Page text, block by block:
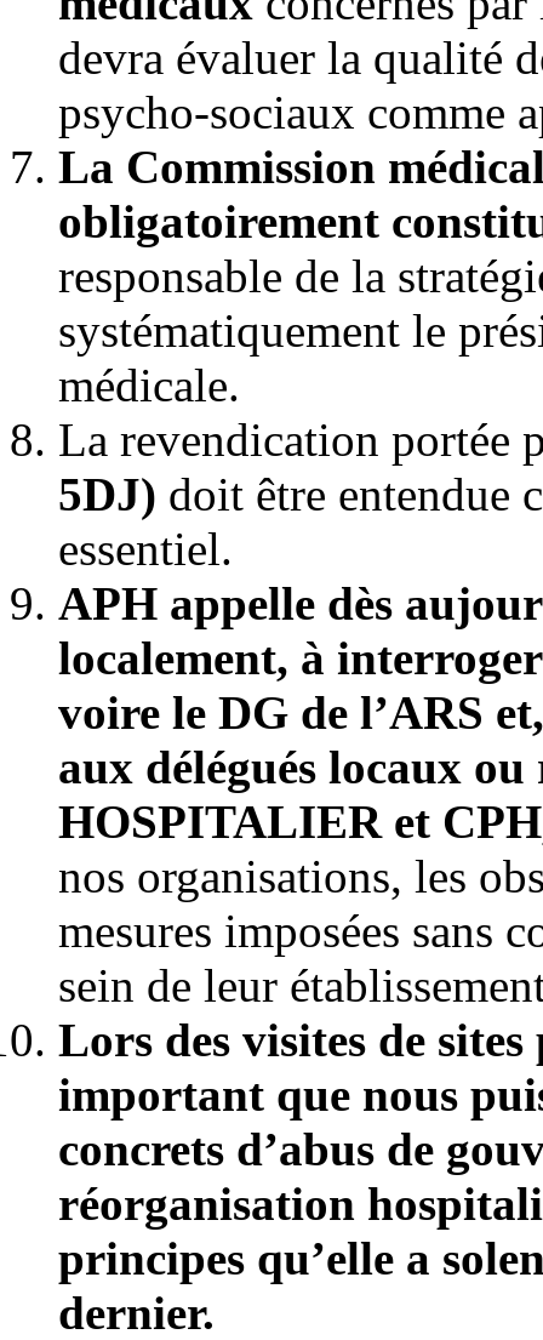
devra évaluer la qualité
psycho-sociaux comme
La Commission
obligatoirement
responsable de la
systématiquement le
médicale.
La revendication portée
5DJ) doit être entendue
essentiel.
APH appelle dès
localement, à
voire le DG de l’ARS
aux délégués locaux
HOSPITALIER et
nos organisations, les
mesures imposées sans
sein de leur
Lors des visites de
important que nous
concrets d’abus de
réorganisation
principes qu’elle a
dernier.